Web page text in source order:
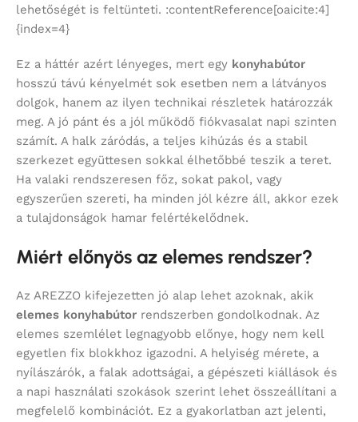
lehetőségét is feltünteti. :contentReference[oaicite:4]
{index=4}
Ez a háttér azért lényeges, mert egy konyhabútor
hosszú távú kényelmét sok esetben nem a látványos
dolgok, hanem az ilyen technikai részletek határozzák
meg. A jó pánt és a jól működő fiókvasalat napi szinten
számít. A halk záródás, a teljes kihúzás és a stabil
szerkezet együttesen sokkal élhetőbbé teszik a teret.
Ha valaki rendszeresen főz, sokat pakol, vagy
egyszerűen szereti, ha minden jól kézre áll, akkor ezek
a tulajdonságok hamar felértékelődnek.
Miért előnyös az elemes rendszer?
Az AREZZO kifejezetten jó alap lehet azoknak, akik
elemes konyhabútor rendszerben gondolkodnak. Az
elemes szemlélet legnagyobb előnye, hogy nem kell
egyetlen fix blokkhoz igazodni. A helyiség mérete, a
nyílászárók, a falak adottságai, a gépészeti kiállások és
a napi használati szokások szerint lehet összeállítani a
megfelelő kombinációt. Ez a gyakorlatban azt jelenti,